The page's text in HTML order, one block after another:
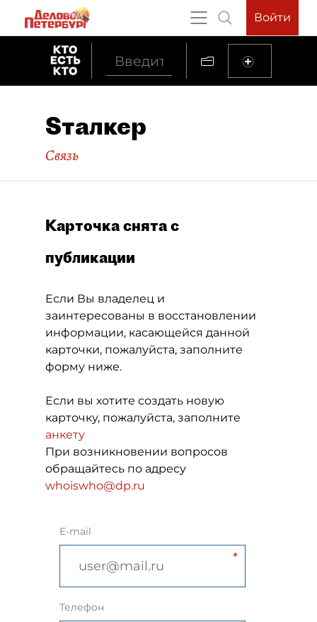
Войти
Sталкер
Связь
Карточка снята с
публикации
Если Вы владелец и
заинтересованы в восстановлении
информации, касающейся данной
карточки, пожалуйста, заполните
форму ниже.
Если вы хотите создать новую
карточку, пожалуйста, заполните
анкету
При возникновении вопросов
обращайтесь по адресу
whoiswho@dp.ru
E-mail
Телефон